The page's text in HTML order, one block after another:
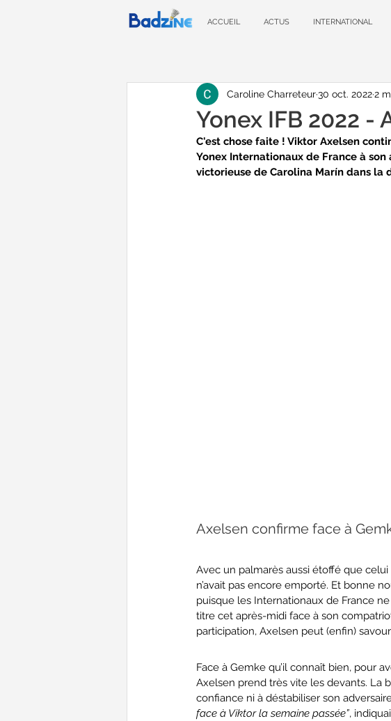
ACCUEIL ACTUS INTERNATIONAL
Yonex IFB 2022 -
Caroline Charreteur30 oct. 20222
C'est chose faite ! Viktor Axelsen
Yonex Internationaux de France à
victorieuse de Carolina Marín dans la
Axelsen confirme face à
Avec un palmarès aussi étoffé que
n’avait pas encore emporté. Et bonne
puisque les Internationaux de France
titre cet après-midi face à son
participation, Axelsen peut (enfin)
Face à Gemke qu’il connaît bien, pour
Axelsen prend très vite les devants. La
confiance ni à déstabiliser son
face à Viktor la semaine passée”,